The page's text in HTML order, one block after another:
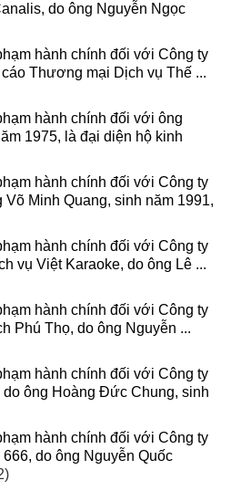
do ông Nguyễn Ngọc
hành chính đối với Công ty
Thương mại Dịch vụ Thế ...
hành chính đối với ông
1975, là đại diện hộ kinh
hành chính đối với Công ty
Minh Quang, sinh năm 1991,
hành chính đối với Công ty
vụ Việt Karaoke, do ông Lê ...
hành chính đối với Công ty
Phú Thọ, do ông Nguyễn ...
hành chính đối với Công ty
ông Hoàng Đức Chung, sinh
hành chính đối với Công ty
do ông Nguyễn Quốc